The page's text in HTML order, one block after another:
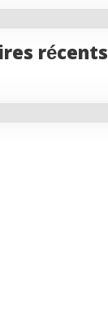
récents